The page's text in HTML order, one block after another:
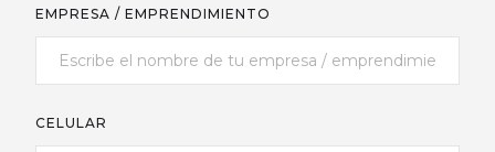
EMPRESA / EMPRENDIMIENTO
CELULAR